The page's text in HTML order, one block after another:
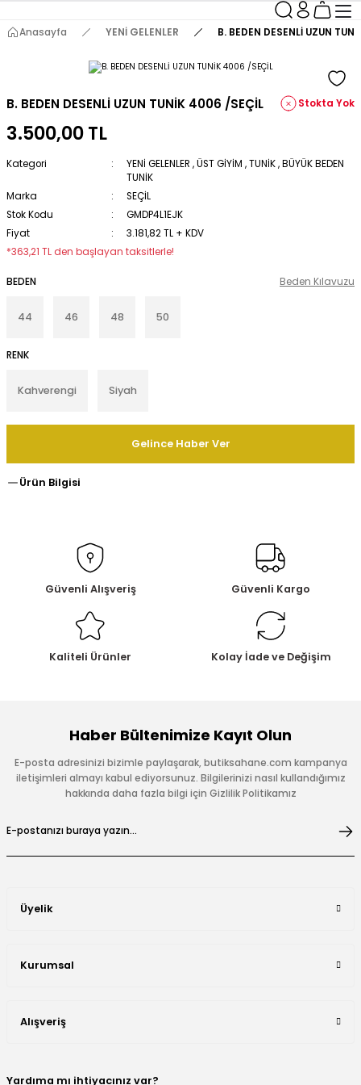
Anasayfa YENİ GELENLER B. BEDEN DESENLİ UZUN
B. BEDEN DESENLİ UZUN TUNİK 4006 /SEÇİL Stokta Yok
3.500,00 TL
Kategori YENİ GELENLER ,ÜST GİYİM ,TUNİK ,BÜYÜK BEDEN
TUNİK
Marka
SEÇİL
Stok Kodu
GMDP4L1EJK
Fiyat
3.181,82 TL + KDV
*363,21 TL den başlayan taksitlerle!
BEDEN
44 46 48 50
RENK
Kahverengi Siyah
Beden Kılavuzu
Gelince Haber Ver
Ürün Bilgisi
Güvenli Alışveriş Güvenli Kargo
Kaliteli Ürünler Kolay İade ve Değişim
Haber Bültenimize Kayıt Olun
E-posta adresinizi bizimle paylaşarak, butiksahane.com kampanya
iletişimleri almayı kabul ediyorsunuz. Bilgilerinizi nasıl kullandığımız
hakkında daha fazla bilgi için Gizlilik Politikamız
Üyelik
Kurumsal
Alışveriş
Yardıma mı ihtiyacınız var?